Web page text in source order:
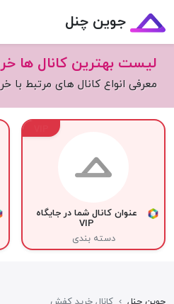
جوین چنل
لیست بهترین کانال ها
معرفی انواع کانال های مرتبط با
عنوان کانال شما در جایگاه
VIP
دسته بندی